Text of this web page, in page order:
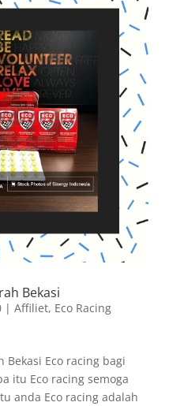
Bekasi
| Affiliet, Eco Racing
Bekasi Eco racing bagi
itu Eco racing semoga
anda Eco racing adalah